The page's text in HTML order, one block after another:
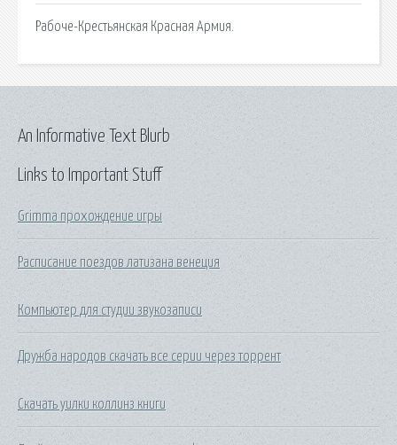
Рабоче-Крестьянская Красная Армия.
Links to Important Stuff
Grimma прохождение игры
Расписание поездов латизана венеция
Компьютер для студии звукозаписи
Дружба народов скачать все серии через торрент
Скачать уилки коллинз книги
An Informative Text Blurb